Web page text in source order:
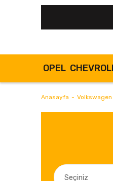
OPEL
Anasayfa Volkswagen